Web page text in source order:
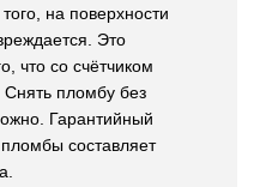
на поверхности
Это
что со счётчиком
пломбу без
Гарантийный
составляет